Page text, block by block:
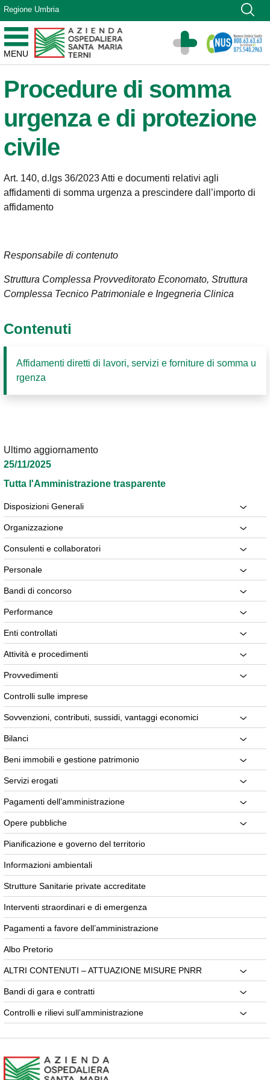
Vai ai contenuti
Vai al menu di navigazione
Vai al footer
Regione Umbria
MENU
Azienda Ospedaliera Santa Maria di Terni
Sito Istituzionale
Procedure di somma
urgenza e di protezione
civile
Art. 140, d.lgs 36/2023 Atti e documenti relativi agli
affidamenti di somma urgenza a prescindere dall’importo di
affidamento
Responsabile di contenuto
Struttura Complessa Provveditorato Economato, Struttura
Complessa Tecnico Patrimoniale e Ingegneria Clinica
Contenuti
Affidamenti diretti di lavori, servizi e forniture di somma u
rgenza
Ultimo aggiornamento
25/11/2025
Tutta l'Amministrazione trasparente
Disposizioni Generali
Organizzazione
Consulenti e collaboratori
Personale
Bandi di concorso
Performance
Enti controllati
Attività e procedimenti
Provvedimenti
Controlli sulle imprese
Sovvenzioni, contributi, sussidi, vantaggi economici
Bilanci
Beni immobili e gestione patrimonio
Servizi erogati
Pagamenti dell’amministrazione
Opere pubbliche
Pianificazione e governo del territorio
Informazioni ambientali
Strutture Sanitarie private accreditate
Interventi straordinari e di emergenza
Pagamenti a favore dell’amministrazione
Albo Pretorio
ALTRI CONTENUTI – ATTUAZIONE MISURE PNRR
Bandi di gara e contratti
Controlli e rilievi sull’amministrazione